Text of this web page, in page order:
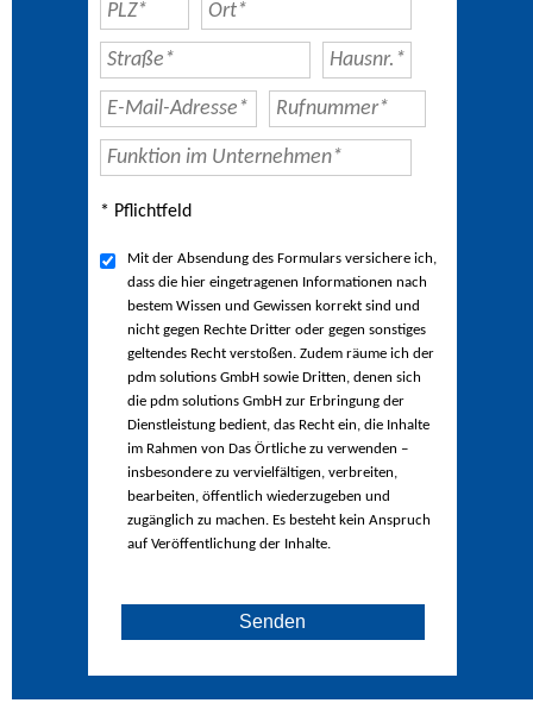
* Pflichtfeld
Mit der Absendung des Formulars versichere ich,
dass die hier eingetragenen Informationen nach
bestem Wissen und Gewissen korrekt sind und
nicht gegen Rechte Dritter oder gegen sonstiges
geltendes Recht verstoßen. Zudem räume ich der
pdm solutions GmbH sowie Dritten, denen sich
die pdm solutions GmbH zur Erbringung der
Dienstleistung bedient, das Recht ein, die Inhalte
im Rahmen von Das Örtliche zu verwenden –
insbesondere zu vervielfältigen, verbreiten,
bearbeiten, öffentlich wiederzugeben und
zugänglich zu machen. Es besteht kein Anspruch
auf Veröffentlichung der Inhalte.
Senden